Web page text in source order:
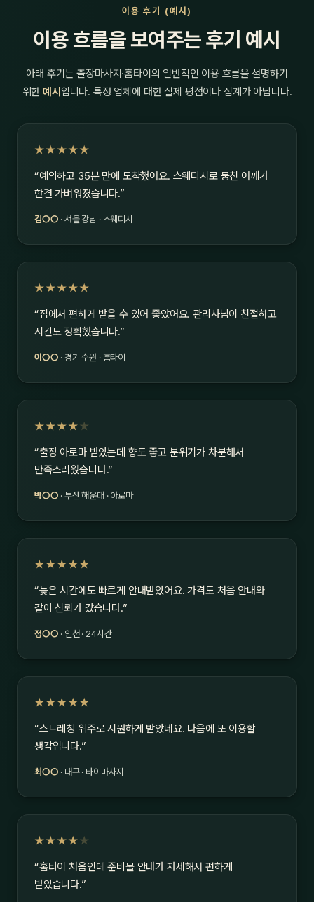
이용 후기 (예시)
이용 흐름을 보여주는 후기 예시
아래 후기는 출장마사지·홈타이의 일반적인 이용 흐름을 설명하기
위한예시 입니다. 특정 업체에 대한 실제 평점이나 집계가 아닙니다.
★★★★★
“예약하고 35분 만에 도착했어요. 스웨디시로 뭉친 어깨가
한결 가벼워졌습니다.”
김○○ · 서울 강남 · 스웨디시
★★★★★
“집에서 편하게 받을 수 있어 좋았어요. 관리사님이 친절하고
시간도 정확했습니다.”
이○○ · 경기 수원 · 홈타이
★★★★ ★
“출장 아로마 받았는데 향도 좋고 분위기가 차분해서
만족스러웠습니다.”
박○○ · 부산 해운대 · 아로마
★★★★★
“늦은 시간에도 빠르게 안내받았어요. 가격도 처음 안내와
같아 신뢰가 갔습니다.”
정○○ · 인천 · 24시간
★★★★★
“스트레칭 위주로 시원하게 받았네요. 다음에 또 이용할
생각입니다.”
최○○ · 대구 · 타이마사지
★★★★ ★
“홈타이 처음인데 준비물 안내가 자세해서 편하게
받았습니다.”